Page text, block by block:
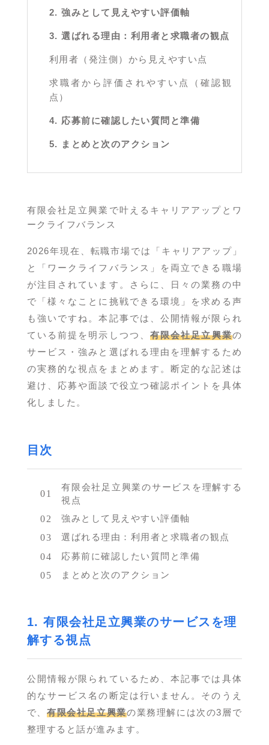
2. 強みとして見えやすい評価軸
3. 選ばれる理由：利用者と求職者の観点
利用者（発注側）から見えやすい点
求職者から評価されやすい点（確認観
点）
4. 応募前に確認したい質問と準備
5. まとめと次のアクション
有限会社足立興業で叶えるキャリアアップとワ
ークライフバランス
2026年現在、転職市場では「キャリアアップ」
と「ワークライフバランス」を両立できる職場
が注目されています。さらに、日々の業務の中
で「様々なことに挑戦できる環境」を求める声
も強いですね。本記事では、公開情報が限られ
ている前提を明示しつつ、 有限会社足立興業の
サービス・強みと選ばれる理由を理解するため
の実務的な視点をまとめます。断定的な記述は
避け、応募や面談で役立つ確認ポイントを具体
化しました。
目次
有限会社足立興業のサービスを理解する
視点
強みとして見えやすい評価軸
選ばれる理由：利用者と求職者の観点
応募前に確認したい質問と準備
まとめと次のアクション
1. 有限会社足立興業のサービスを理
解する視点
公開情報が限られているため、本記事では具体
的なサービス名の断定は行いません。そのうえ
で、有限会社足立興業の業務理解には次の3層で
整理すると話が進みます。